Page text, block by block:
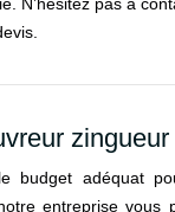
budget adéquat
entreprise vous